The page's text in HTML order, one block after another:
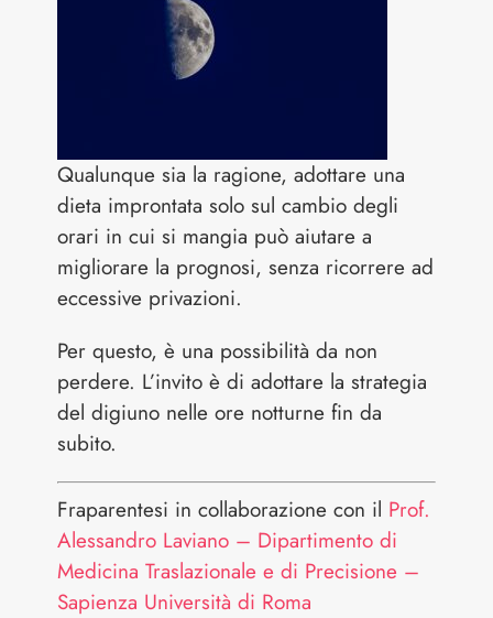
Qualunque sia la ragione, adottare una
dieta improntata solo sul cambio degli
orari in cui si mangia può aiutare a
migliorare la prognosi, senza ricorrere ad
eccessive privazioni.
Per questo, è una possibilità da non
perdere. L’invito è di adottare la strategia
del digiuno nelle ore notturne fin da
subito.
Fraparentesi in collaborazione con il Prof.
Alessandro Laviano – Dipartimento di
Medicina Traslazionale e di Precisione –
Sapienza Università di Roma